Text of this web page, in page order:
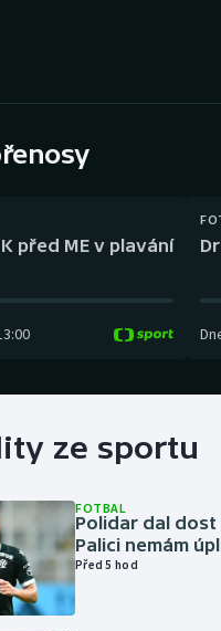
Golf
před ME v plavání
ze sportu
FOTBAL
Polidar dal
Palici nemám
Před 5 hod